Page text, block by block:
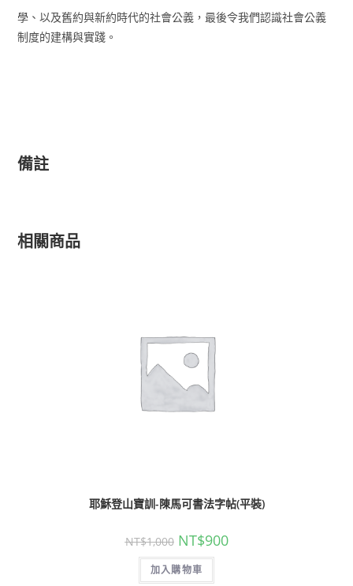
學、以及舊約與新約時代的社會公義，最後令我們認識社會公義
制度的建構與實踐。
備註
相關商品
耶穌登山寶訓-陳馬可書法字帖(平裝)
NT$1,000 NT$900
加入購物車